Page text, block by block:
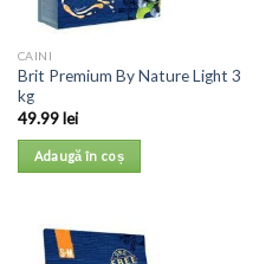
CAINI
Brit Premium By Nature Light 3
kg
49.99lei
Adaugă în coș